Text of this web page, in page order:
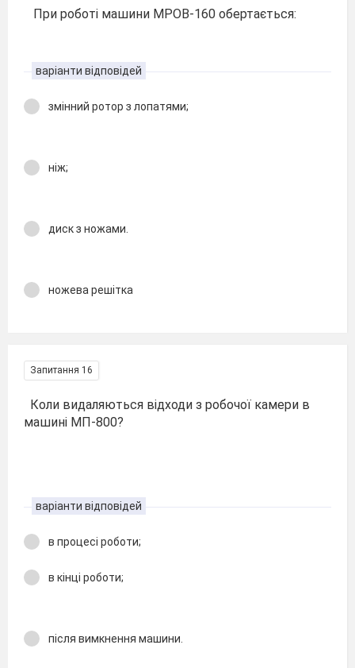
При роботі машини МРОВ-160 обертається:
варіанти відповідей
змінний ротор з лопатями;
ніж;
диск з ножами.
ножева решітка
Запитання 16
Коли видаляються відходи з робочої камери в
машині МП-800?
варіанти відповідей
в процесі роботи;
в кінці роботи;
після вимкнення машини.